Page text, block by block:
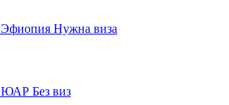
Эфиопия Нужна виза
ЮАР Без виз